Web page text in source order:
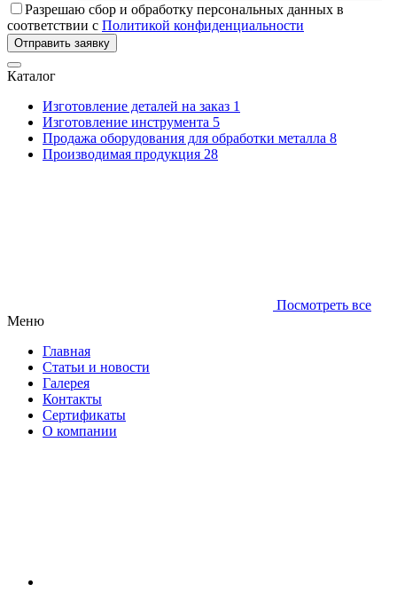
Разрешаю сбор и обработку персональных данных в
соответствии с Политикой конфиденциальности
Отправить заявку
Каталог
Изготовление деталей на заказ 1
Изготовление инструмента 5
Продажа оборудования для обработки металла 8
Производимая продукция 28
Посмотреть все
Меню
Главная
Статьи и новости
Галерея
Контакты
Сертификаты
О компании